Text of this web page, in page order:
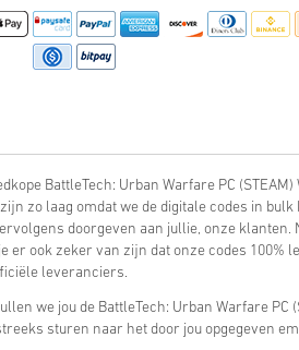
BattleTech: Urban Warfare PC (STEAM)
zo laag omdat we de digitale codes in bulk
doorgeven aan jullie, onze klanten.
er ook zeker van zijn dat onze codes 100%
leveranciers.
we jou de BattleTech: Urban Warfare PC
sturen naar het door jou opgegeven